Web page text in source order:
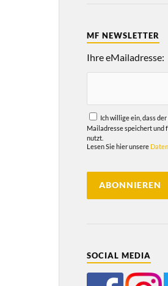
MF NEWSLETTER
Ihre eMailadresse:
Ich willige ein, dass
Mailadresse speichert und
nutzt.
Lesen Sie hier unsere
SOCIAL MEDIA